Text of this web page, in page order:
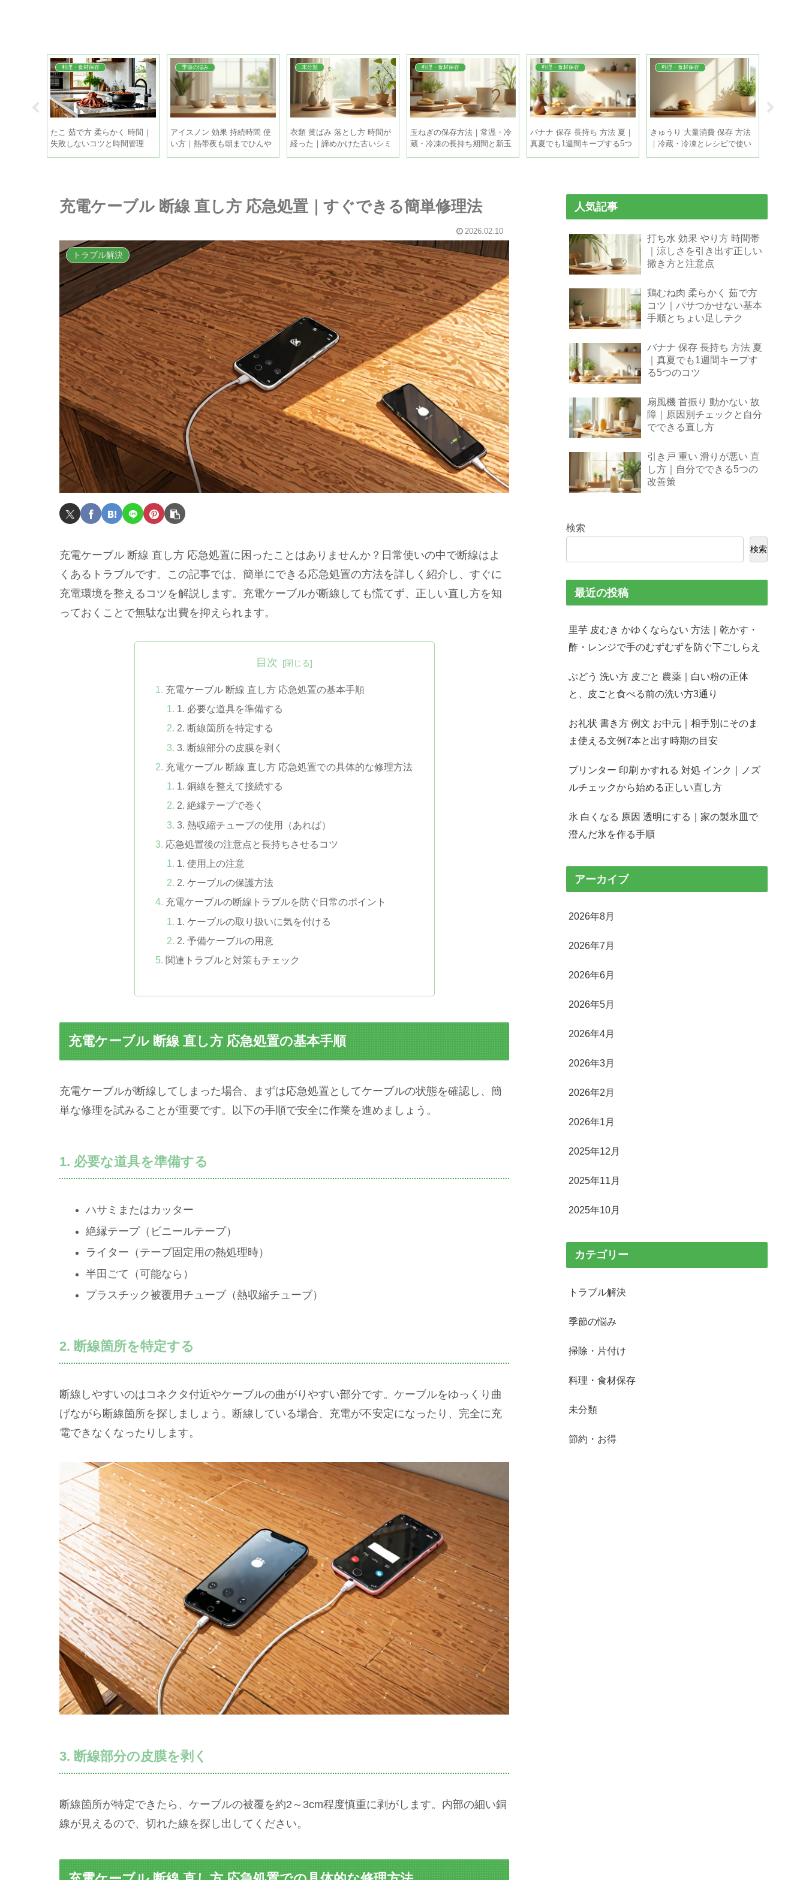
料理・食材保存
たこ 茹で方 柔らかく 時間｜
失敗しないコツと時間管理
季節の悩み
アイスノン 効果 持続時間 使
い方｜熱帯夜も朝までひんや
り眠るコツ
未分類
衣類 黄ばみ 落とし方 時間が
経った｜諦めかけた古いシミ
も家庭で復活させる方法
料理・食材保存
玉ねぎの保存方法｜常温・冷
蔵・冷凍の長持ち期間と新玉
ねぎの違い
料理・食材保存
バナナ 保存 長持ち 方法 夏｜
真夏でも1週間キープする5つ
のコツ
料理・食材保存
きゅうり 大量消費 保存 方法
｜冷蔵・冷凍とレシピで使い
きるコツ
充電ケーブル 断線 直し方 応急処置｜すぐできる簡単修理法
2026.02.10
トラブル解決
充電ケーブル 断線 直し方 応急処置に困ったことはありませんか？日常使いの中で断線はよ
くあるトラブルです。この記事では、簡単にできる応急処置の方法を詳しく紹介し、すぐに
充電環境を整えるコツを解説します。充電ケーブルが断線しても慌てず、正しい直し方を知
っておくことで無駄な出費を抑えられます。
目次
充電ケーブル 断線 直し方 応急処置の基本手順
1. 必要な道具を準備する
2. 断線箇所を特定する
3. 断線部分の皮膜を剥く
充電ケーブル 断線 直し方 応急処置での具体的な修理方法
1. 銅線を整えて接続する
2. 絶縁テープで巻く
3. 熱収縮チューブの使用（あれば）
応急処置後の注意点と長持ちさせるコツ
1. 使用上の注意
2. ケーブルの保護方法
充電ケーブルの断線トラブルを防ぐ日常のポイント
1. ケーブルの取り扱いに気を付ける
2. 予備ケーブルの用意
関連トラブルと対策もチェック
充電ケーブル 断線 直し方 応急処置の基本手順
充電ケーブルが断線してしまった場合、まずは応急処置としてケーブルの状態を確認し、簡
単な修理を試みることが重要です。以下の手順で安全に作業を進めましょう。
1. 必要な道具を準備する
ハサミまたはカッター
絶縁テープ（ビニールテープ）
ライター（テープ固定用の熱処理時）
半田ごて（可能なら）
プラスチック被覆用チューブ（熱収縮チューブ）
2. 断線箇所を特定する
断線しやすいのはコネクタ付近やケーブルの曲がりやすい部分です。ケーブルをゆっくり曲
げながら断線箇所を探しましょう。断線している場合、充電が不安定になったり、完全に充
電できなくなったりします。
3. 断線部分の皮膜を剥く
断線箇所が特定できたら、ケーブルの被覆を約2～3cm程度慎重に剥がします。内部の細い銅
線が見えるので、切れた線を探し出してください。
人気記事
打ち水 効果 やり方 時間帯
｜涼しさを引き出す正しい
撒き方と注意点
鶏むね肉 柔らかく 茹で方
コツ｜パサつかせない基本
手順とちょい足しテク
バナナ 保存 長持ち 方法 夏
｜真夏でも1週間キープす
る5つのコツ
扇風機 首振り 動かない 故
障｜原因別チェックと自分
でできる直し方
引き戸 重い 滑りが悪い 直
し方｜自分でできる5つの
改善策
検索
検索
最近の投稿
里芋 皮むき かゆくならない 方法｜乾かす・
酢・レンジで手のむずむずを防ぐ下ごしらえ
ぶどう 洗い方 皮ごと 農薬｜白い粉の正体
と、皮ごと食べる前の洗い方3通り
お礼状 書き方 例文 お中元｜相手別にそのま
ま使える文例7本と出す時期の目安
プリンター 印刷 かすれる 対処 インク｜ノズ
ルチェックから始める正しい直し方
氷 白くなる 原因 透明にする｜家の製氷皿で
澄んだ氷を作る手順
アーカイブ
2026年8月
2026年7月
2026年6月
2026年5月
2026年4月
2026年3月
2026年2月
2026年1月
2025年12月
2025年11月
2025年10月
カテゴリー
トラブル解決
季節の悩み
掃除・片付け
料理・食材保存
未分類
節約・お得